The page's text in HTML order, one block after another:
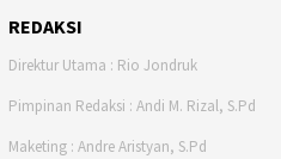
REDAKSI
Direktur Utama : Rio Jondruk
Pimpinan Redaksi : Andi M. Rizal, S.Pd
Maketing : Andre Aristyan, S.Pd